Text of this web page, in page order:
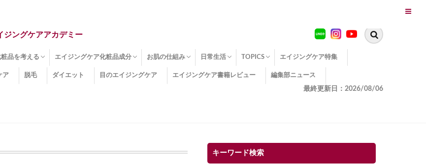
ジングケアアカデミー
品を考える
ジングケア化粧品
水
液
湿クリーム
洗顔
ドクリーム
イスマスク
れい線化粧品
ーゲン化粧品
イク化粧品
・クレンジング
ルインワン化粧品
他の化粧品
エイジングケア化粧品成分
エイジングケア化粧品(成分)
セラミド
ネオダーミル
プロテオグリカン
ビタミンC誘導体
コラーゲン
その他の化粧品成分
お肌の仕組み
エイジング
ターンオーバー
皮下組織
表皮
真皮
表皮常在菌
女性ホルモン
その他
日常生活
糖化
便秘
TOPICS
エイジングケア TOPICS
コラーゲンサプリの効果
エイジングケアクイズ
季節別のエイジングケア
幸福とエイジングケア
温活でアンチエイジング
イオン導入
エイジングケア3つのポイント
エイジングケアセミナー
エイジングケアトピックス
動画でみるエイジングケア
エイジングケア特集
ア 脱毛 ダイエット 目のエイジングケア エイジングケア書籍レビュー 編集部ニュース
最終更新日：2026/08/06
キーワード検索